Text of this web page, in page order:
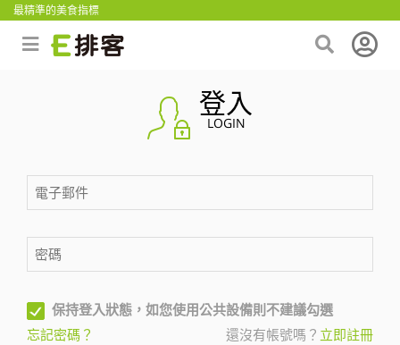
最精準的美食指標
登入
LOGIN
保持登入狀態，如您使用公共設備則不建議勾選
忘記密碼？
還沒有帳號嗎？ 立即註冊